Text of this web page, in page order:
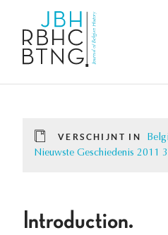
VERSCHIJNT IN
Nieuwste Geschiedenis 2011
Introduction.